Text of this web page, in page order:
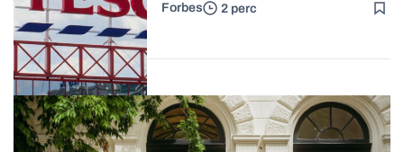
Lista
Nemzetközi cégek
Forbes 2 perc